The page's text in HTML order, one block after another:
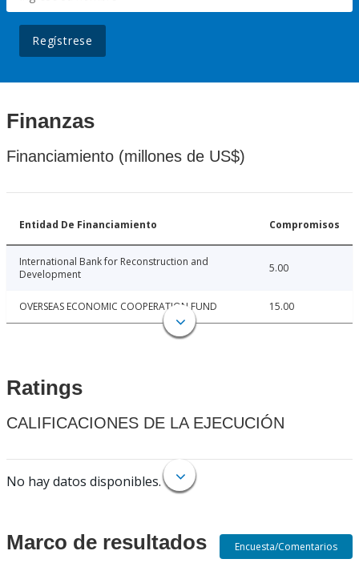
Regístrese
Finanzas
Financiamiento (millones de US$)
Entidad De Financiamiento Compromisos
International Bank for Reconstruction and
Development
5.00
OVERSEAS ECONOMIC COOPERATION FUND 15.00
Ratings
CALIFICACIONES DE LA EJECUCIÓN
No hay datos disponibles.
Marco de resultados Encuesta/Comentarios